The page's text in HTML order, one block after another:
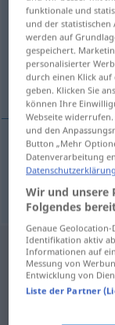
Übersicht
(Für mehr Details
reine
reinef Königin
funktionale und
und der statistischen
werden auf
gespeichert.
personalisierter
durch einen Klick
geben. Klicken Sie
können Ihre
Webseite
und den
Button „Mehr
Datenverarbeitung
Datenschutzerklärung
Wir und unsere
Folgendes
Genaue
Identifikation aktiv
Informationen auf
Messung von
Entwicklung von
Liste der Partner